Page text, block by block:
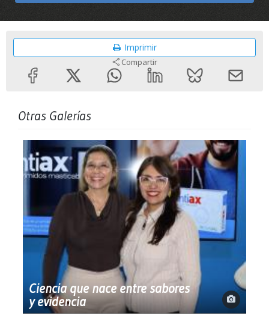
Imprimir
Compartir
Otras Galerías
Ciencia que nace entre sabores
y evidencia